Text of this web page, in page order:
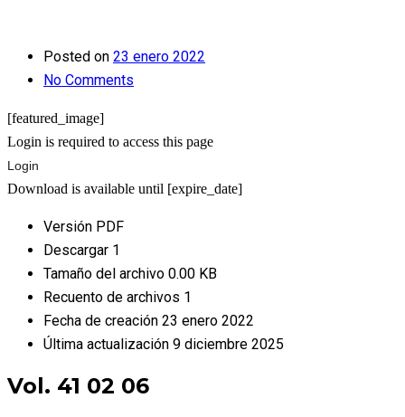
Posted on 23 enero 2022
No Comments
[featured_image]
Login is required to access this page
Login
Download is available until [expire_date]
Versión PDF
Descargar 1
Tamaño del archivo 0.00 KB
Recuento de archivos 1
Fecha de creación 23 enero 2022
Última actualización 9 diciembre 2025
Vol. 41 02 06